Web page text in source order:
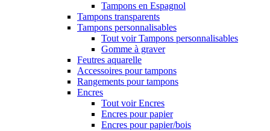
Tampons en Espagnol
Tampons transparents
Tampons personnalisables
Tout voir Tampons personnalisables
Gomme à graver
Feutres aquarelle
Accessoires pour tampons
Rangements pour tampons
Encres
Tout voir Encres
Encres pour papier
Encres pour papier/bois